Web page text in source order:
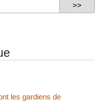
les gardiens de